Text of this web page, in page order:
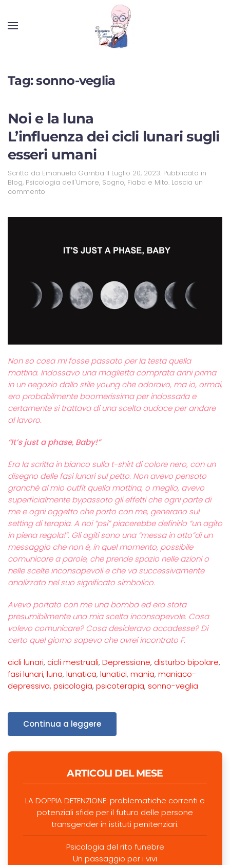
Tag:sonno-veglia
Noi e la luna
L’influenza dei cicli lunari sugli
esseri umani
Scritto da Emanuela Gamba il Luglio 20, 2023. Pubblicato in
Blog, Psicologia dell'Umore, Sogno, Fiaba e Mito. Lascia un
commento
Non so cosa mi fosse passato per la testa quella
mattina. Indossavo una maglietta comprata anni prima
in un negozio dallo stile young che adoravo, ma io, ormai,
ero probabilmente boomerissima per indossarla e
certamente si trattava di una scelta audace per andare
al lavoro.
“It’s just a phase, Baby!”
Era la scritta in bianco sulla t-shirt di colore nero, con un
disegno delle fasi lunari sul petto. Non avevo pensato
granché al mio outfit quella mattina, o meglio, avevo
superficialmente bypassato gli effetti che ogni parte di
me e ogni oggetto che porto con me, generano sul
setting di terapia. A noi “psi” piacerebbe definirlo “un agito
in piena regola!”. Gli agiti sono una “messa in atto”di un
messaggio che non è, in quel momento, possibile
comunicare a parole, che prende spazio nelle azioni o
nelle scelte inconsapevoli e che va successivamente
analizzato nel suo significato simbolico.
Avevo portato con me una bomba ed era stata
presumibilmente una mia scelta inconsapevole. Cosa
volevo comunicare? Cosa desideravo accadesse? Di
certo quel giorno sapevo che avrei incontrato F.
cicli lunari, cicli mestruali, Depressione, disturbo bipolare,
fasi lunari, luna, lunatica, lunatici, mania, maniaco-
depressiva, psicologia, psicoterapia, sonno-veglia
Continua a leggere
ARTICOLI DEL MESE
LA DOPPIA DETENZIONE: problematiche correnti e
potenziali sfide per il futuro delle persone
transgender in istituti penitenziari.
Psicologia del rito funebre
Un passaggio per i vivi